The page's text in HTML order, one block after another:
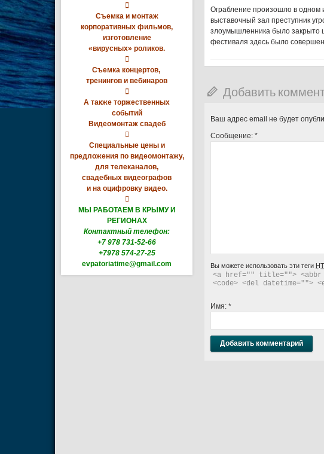

Съемка и монтаж
корпоративных фильмов,
изготовление
«вирусных» роликов.

Съемка концертов,
тренингов и вебинаров

А также торжественных
событий
Видеомонтаж свадеб

Специальные цены и
предложения по видеомонтажу,
для телеканалов,
свадебных видеографов
и на оцифровку видео.

МЫ РАБОТАЕМ В КРЫМУ И
РЕГИОНАХ
Контактный телефон:
+7 978 731-52-66
+7978 574-27-25
evpatoriatime@gmail.com
Ограбление произошло в одном
выставочный зал преступник
злоумышленника было закрыто
фестиваля здесь было
Добавить
Ваш адрес email не будет
Сообщение: *
Вы можете использовать эти теги
<a href="" title=""> <abbr
<code> <del datetime="">
Имя: *